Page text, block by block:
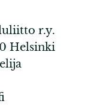
r.y.
Helsinki